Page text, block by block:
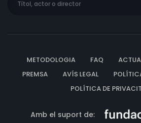
METODOLOGIA FAQ
PREMSA
AVÍS LEGAL
POLÍTICA DE
Amb el suport de: